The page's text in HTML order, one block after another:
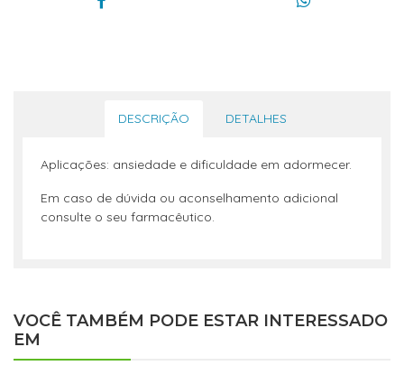
DESCRIÇÃO DETALHES
Aplicações: ansiedade e dificuldade em adormecer.
Em caso de dúvida ou aconselhamento adicional
consulte o seu farmacêutico.
VOCÊ TAMBÉM PODE ESTAR INTERESSADO
EM